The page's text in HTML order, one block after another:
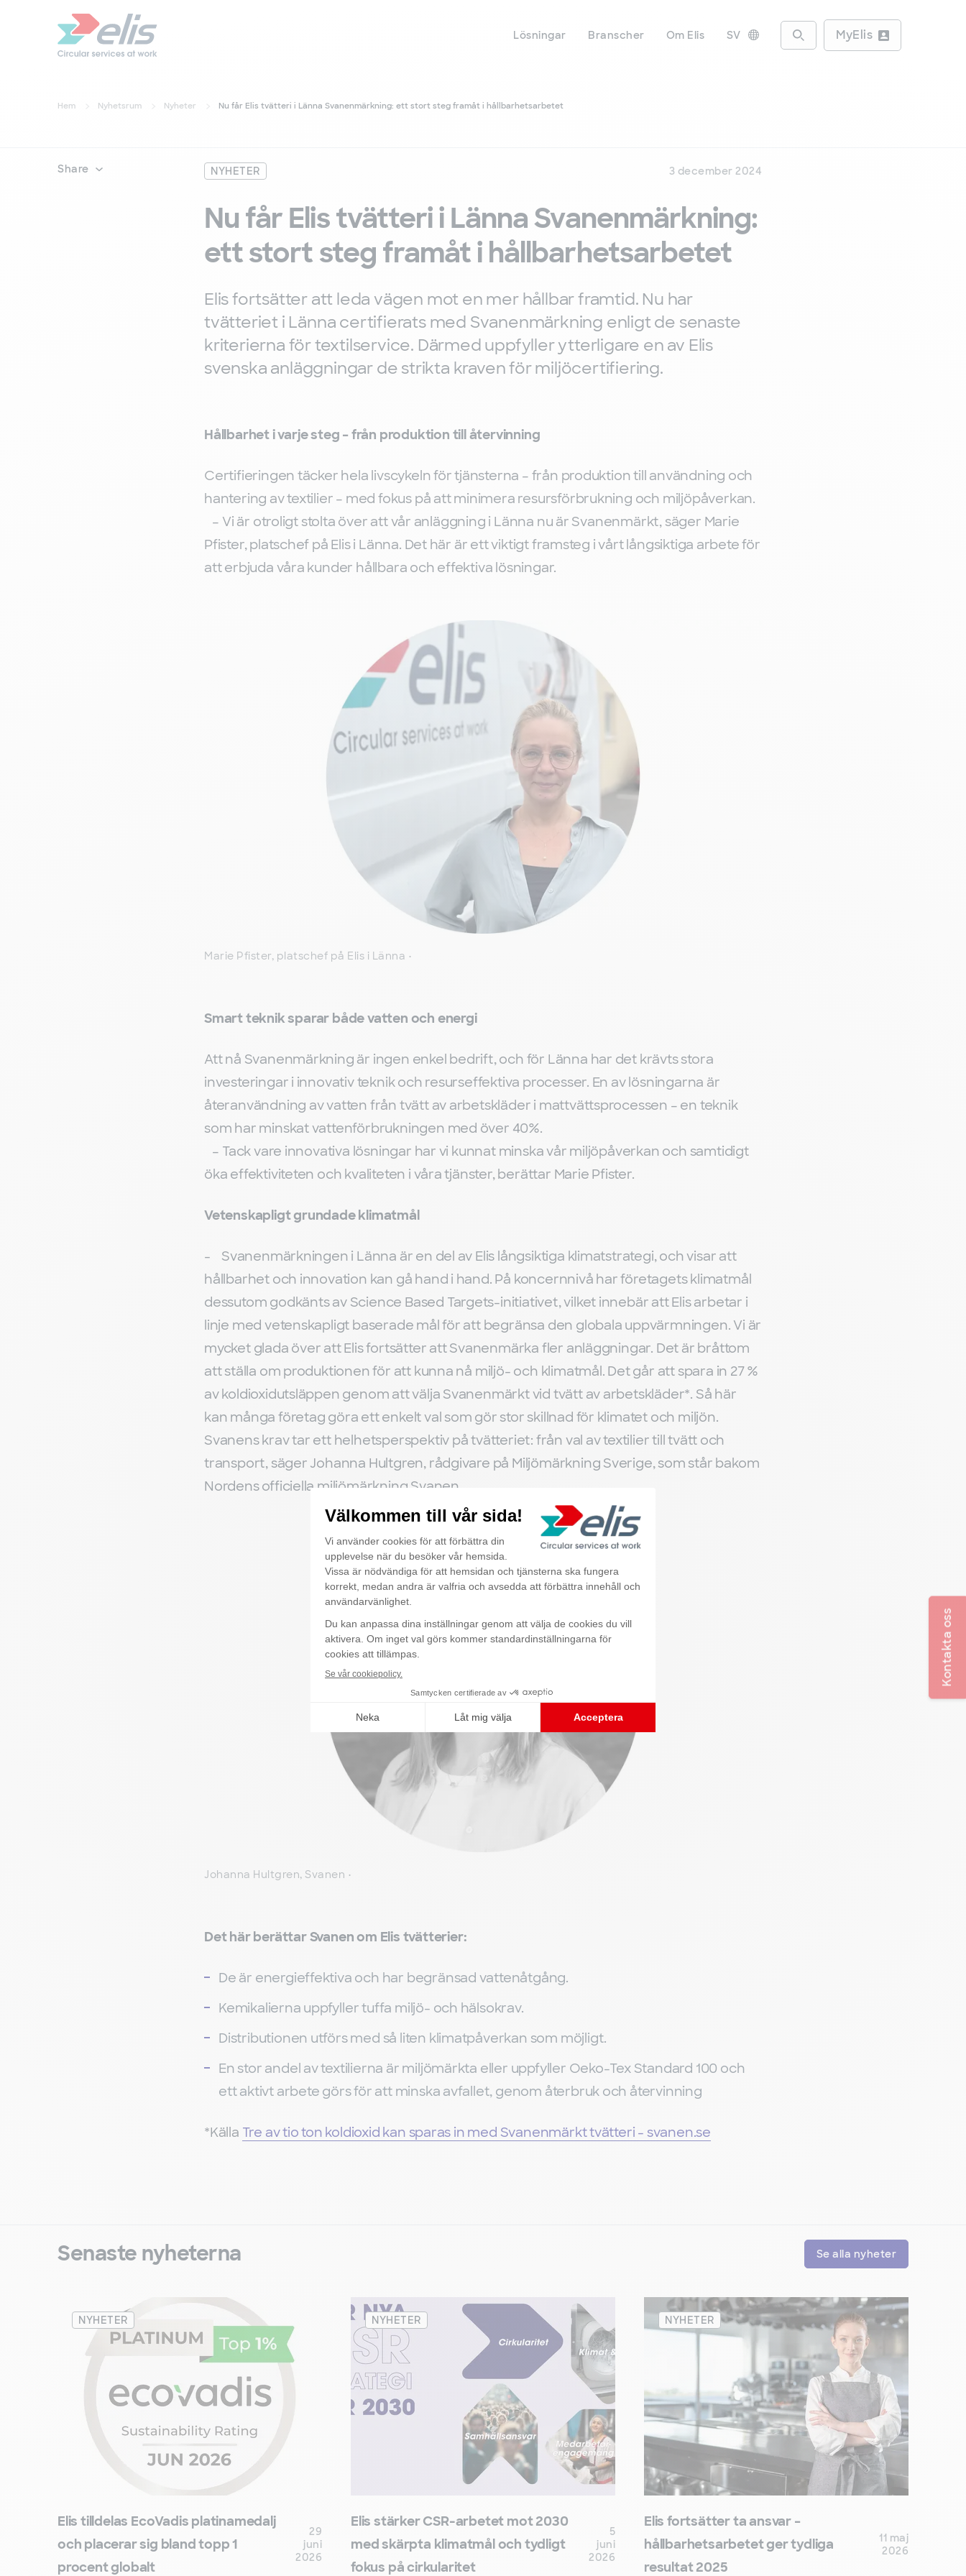
huvudinnehåll
Lösningar Branscher Om Elis
SV
, Byt språk
Access the search engine
MyElis
Hem Nyhetsrum Nyheter Nu får Elis tvätteri i Länna Svanenmärkning: ett stort steg framåt i hållbarhetsarbetet
NYHETER 3 december 2024
Nu får Elis tvätteri i Länna Svanenmärkning:
ett stort steg framåt i hållbarhetsarbetet
Elis fortsätter att leda vägen mot en mer hållbar framtid. Nu har
tvätteriet i Länna certifierats med Svanenmärkning enligt de senaste
kriterierna för textilservice. Därmed uppfyller ytterligare en av Elis
svenska anläggningar de strikta kraven för miljöcertifiering.
Hållbarhet i varje steg – från produktion till återvinning
Certifieringen täcker hela livscykeln för tjänsterna – från produktion till användning och
hantering av textilier – med fokus på att minimera resursförbrukning och miljöpåverkan.
– Vi är otroligt stolta över att vår anläggning i Länna nu är Svanenmärkt, säger Marie
Pfister, platschef på Elis i Länna. Det här är ett viktigt framsteg i vårt långsiktiga arbete för
att erbjuda våra kunder hållbara och effektiva lösningar.
Marie Pfister, platschef på Elis i Länna •
Smart teknik sparar både vatten och energi
Att nå Svanenmärkning är ingen enkel bedrift, och för Länna har det krävts stora
investeringar i innovativ teknik och resurseffektiva processer. En av lösningarna är
återanvändning av vatten från tvätt av arbetskläder i mattvättsprocessen – en teknik
som har minskat vattenförbrukningen med över 40%.
– Tack vare innovativa lösningar har vi kunnat minska vår miljöpåverkan och samtidigt
öka effektiviteten och kvaliteten i våra tjänster, berättar Marie Pfister.
Vetenskapligt grundade klimatmål
- Svanenmärkningen i Länna är en del av Elis långsiktiga klimatstrategi, och visar att
hållbarhet och innovation kan gå hand i hand. På koncernnivå har företagets klimatmål
dessutom godkänts av Science Based Targets-initiativet, vilket innebär att Elis arbetar i
linje med vetenskapligt baserade mål för att begränsa den globala uppvärmningen. Vi är
mycket glada över att Elis fortsätter att Svanenmärka fler anläggningar. Det är bråttom
att ställa om produktionen för att kunna nå miljö- och klimatmål. Det går att spara in 27 %
av koldioxidutsläppen genom att välja Svanenmärkt vid tvätt av arbetskläder*. Så här
kan många företag göra ett enkelt val som gör stor skillnad för klimatet och miljön.
Svanens krav tar ett helhetsperspektiv på tvätteriet: från val av textilier till tvätt och
transport, säger Johanna Hultgren, rådgivare på Miljömärkning Sverige, som står bakom
Nordens officiella miljömärkning Svanen.
Johanna Hultgren, Svanen •
Det här berättar Svanen om Elis tvätterier:
De är energieffektiva och har begränsad vattenåtgång.
Kemikalierna uppfyller tuffa miljö- och hälsokrav.
Distributionen utförs med så liten klimatpåverkan som möjligt.
En stor andel av textilierna är miljömärkta eller uppfyller Oeko-Tex Standard 100 och
ett aktivt arbete görs för att minska avfallet, genom återbruk och återvinning
*Källa Tre av tio ton koldioxid kan sparas in med Svanenmärkt tvätteri - svanen.se
Share
Senaste nyheterna Se alla nyheter
NYHETER
Elis tilldelas EcoVadis platinamedalj
och placerar sig bland topp 1
procent globalt
29
juni
2026
NYHETER
Elis stärker CSR-arbetet mot 2030
med skärpta klimatmål och tydligt
fokus på cirkularitet
5
juni
2026
NYHETER
Elis fortsätter ta ansvar –
hållbarhetsarbetet ger tydliga
resultat 2025
11 maj
2026
Kontakta oss